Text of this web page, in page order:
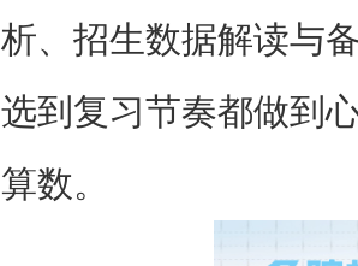
析、招生数据解读与
选到复习节奏都做到
算数。